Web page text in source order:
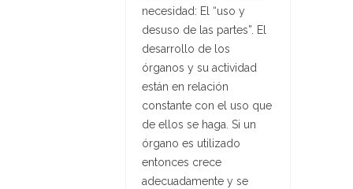
necesidad: El “uso y
desuso de las partes”. El
desarrollo de los
órganos y su actividad
están en relación
constante con el uso que
de ellos se haga. Si un
órgano es utilizado
entonces crece
adecuadamente y se